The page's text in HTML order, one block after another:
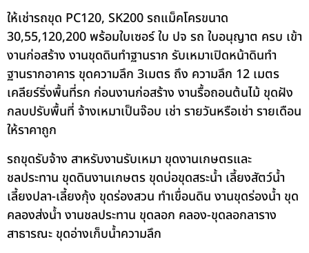
ให้เช่ารถขุด PC120, SK200 รถแม็คโครขนาด
30,55,120,200 พร้อมใบเซอร์ ใบ ปจ รถ ใบอนุญาต ครบ เข้า
งานก่อสร้าง งานขุดดินทำฐานราก รับเหมาเปิดหน้าดินทำ
ฐานรากอาคาร ขุดความลึก 3เมตร ถึง ความลึก 12 เมตร
เคลียร์ริ่งพื้นที่รก ก่อนงานก่อสร้าง งานรื้อถอนต้นไม้ ขุดฝัง
กลบปรับพื้นที่ จ้างเหมาเป็นจ๊อบ เช่า รายวันหรือเช่า รายเดือน
ให้ราคาถูก
รถขุดรับจ้าง สาหรับงานรับเหมา ขุดงานเกษตรและ
ชลประทาน ขุดดินงานเกษตร ขุดบ่อขุดสระน้ำ เลี้ยงสัตว์น้ำ
เลี้ยงปลา-เลี้ยงกุ้ง ขุดร่องสวน ทำเขื่อนดิน งานขุดร่องน้ำ ขุด
คลองส่งน้ำ งานชลประทาน ขุดลอก คลอง-ขุดลอกลาราง
สาธารณะ ขุดอ่างเก็บน้ำความลึก